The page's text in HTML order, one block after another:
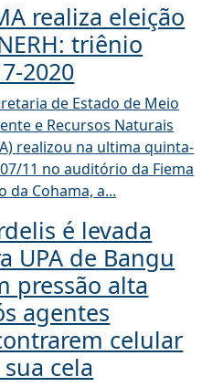
realiza eleição
triênio
2020
de Estado de Meio
e Recursos Naturais
realizou na ultima quinta-
11 no auditório da Fiema
da Cohama, a...
é levada
UPA de Bangu
pressão alta
agentes
celular
cela